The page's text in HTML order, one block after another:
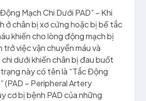
Mạch Chi Dưới PAD” – Khi
ở chân bị xơ cứng hoặc bị bế tắc
khiến cho lòng động mạch bị
trở việc vận chuyển máu và
dưới khiến chân bị đau buốt
này có tên là “Tắc Động
(PAD – Peripheral Artery
cơ bị bệnh PAD của những